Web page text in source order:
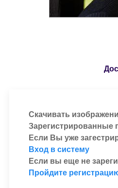
Скачивать
Зарегистрированные
Если Вы уже
Вход в систему
Если вы еще не
Пройдите